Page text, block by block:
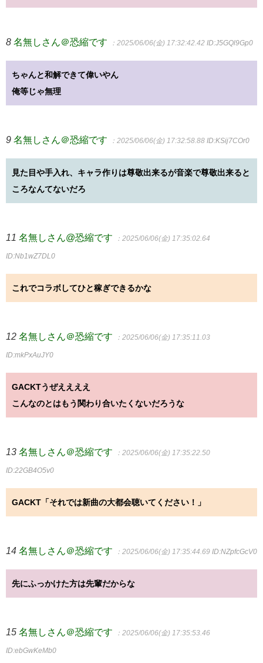
8 名無しさん＠恐縮です ：2025/06/06(金) 17:32:42.42 ID:J5GQl9Gp0
ちゃんと和解できて偉いやん
俺等じゃ無理
9 名無しさん＠恐縮です ：2025/06/06(金) 17:32:58.88 ID:KSij7COr0
見た目や手入れ、キャラ作りは尊敬出来るが音楽で尊敬出来ると
ころなんてないだろ
11 名無しさん@恐縮です ：2025/06/06(金) 17:35:02.64
ID:Nb1wZ7DL0
これでコラボしてひと稼ぎできるかな
12 名無しさん＠恐縮です ：2025/06/06(金) 17:35:11.03
ID:mkPxAuJY0
GACKTうぜええええ
こんなのとはもう関わり合いたくないだろうな
13 名無しさん＠恐縮です ：2025/06/06(金) 17:35:22.50
ID:22GB4O5v0
GACKT「それでは新曲の大都会聴いてください！」
14 名無しさん＠恐縮です ：2025/06/06(金) 17:35:44.69 ID:NZpfcGcV0
先にふっかけた方は先輩だからな
15 名無しさん＠恐縮です ：2025/06/06(金) 17:35:53.46
ID:ebGwKeMb0